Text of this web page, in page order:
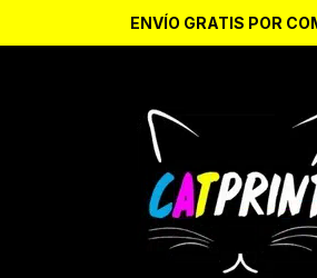
ENVÍO GRATIS POR